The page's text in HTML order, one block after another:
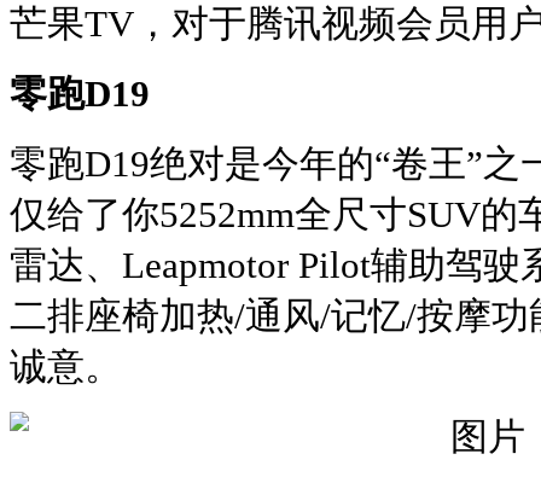
芒果TV，对于腾讯视频会员用
零跑D19
零跑D19绝对是今年的“卷王”之
仅给了你5252mm全尺寸SUV
雷达、Leapmotor Pilot辅助驾
二排座椅加热/通风/记忆/按摩
诚意。